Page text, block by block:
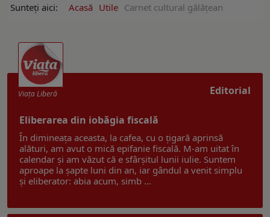
Sunteți aici: Acasă Utile Carnet cultural gălăţean
Editorial
Viaţa Liberă
Eliberarea din iobăgia fiscală
În dimineața aceasta, la cafea, cu o țigară aprinsă
alături, am avut o mică epifanie fiscală. M-am uitat în
calendar și am văzut că e sfârșitul lunii iulie. Suntem
aproape la șapte luni din an, iar gândul a venit simplu
și eliberator: abia acum, simb ...